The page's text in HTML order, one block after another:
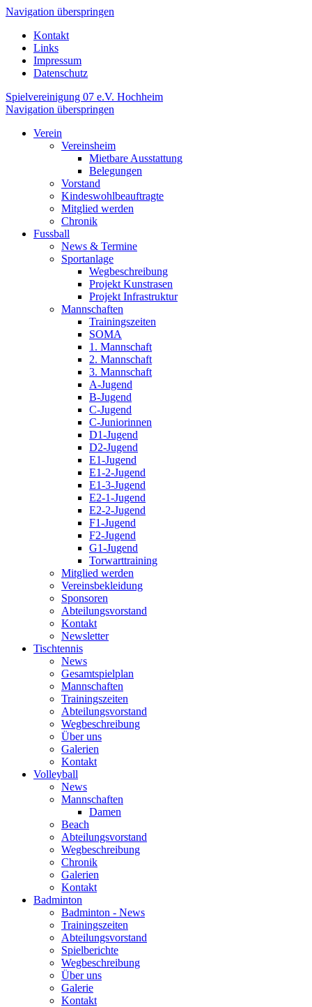
Navigation überspringen
Kontakt
Links
Impressum
Datenschutz
Spielvereinigung 07 e.V. Hochheim
Navigation überspringen
Verein
Vereinsheim
Mietbare Ausstattung
Belegungen
Vorstand
Kindeswohlbeauftragte
Mitglied werden
Chronik
Fussball
News & Termine
Sportanlage
Wegbeschreibung
Projekt Kunstrasen
Projekt Infrastruktur
Mannschaften
Trainingszeiten
SOMA
1. Mannschaft
2. Mannschaft
3. Mannschaft
A-Jugend
B-Jugend
C-Jugend
C-Juniorinnen
D1-Jugend
D2-Jugend
E1-Jugend
E1-2-Jugend
E1-3-Jugend
E2-1-Jugend
E2-2-Jugend
F1-Jugend
F2-Jugend
G1-Jugend
Torwarttraining
Mitglied werden
Vereinsbekleidung
Sponsoren
Abteilungsvorstand
Kontakt
Newsletter
Tischtennis
News
Gesamtspielplan
Mannschaften
Trainingszeiten
Abteilungsvorstand
Wegbeschreibung
Über uns
Galerien
Kontakt
Volleyball
News
Mannschaften
Damen
Beach
Abteilungsvorstand
Wegbeschreibung
Chronik
Galerien
Kontakt
Badminton
Badminton - News
Trainingszeiten
Abteilungsvorstand
Spielberichte
Wegbeschreibung
Über uns
Galerie
Kontakt